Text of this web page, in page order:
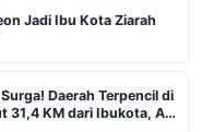
Jadi Ibu Kota Ziarah
Daerah Terpencil di
31,4 KM dari Ibukota, Apa